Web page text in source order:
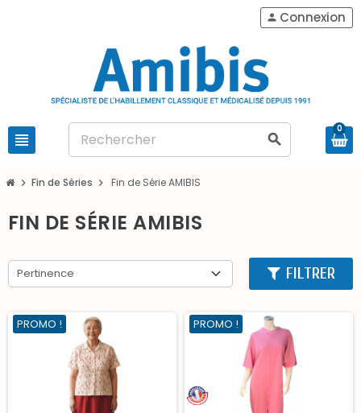
view_headline search
person Connexion
0
chevron_right Fin de Séries chevron_right Fin de Série AMIBIS
FIN DE SÉRIE AMIBIS
Pertinence FILTRER
PROMO ! PROMO !